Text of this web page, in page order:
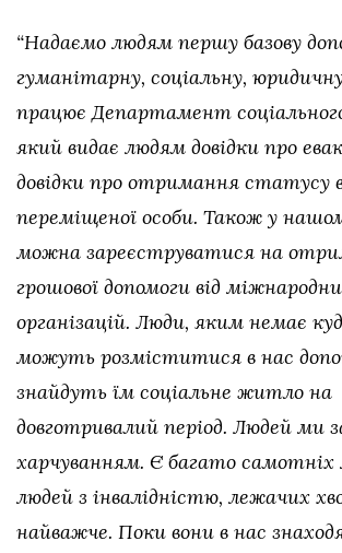
“Надаємо людям першу базову
гуманітарну, соціальну,
працює Департамент
який видає людям довідки про
довідки про отримання статусу
переміщеної особи. Також у
можна зареєструватися на
грошової допомоги від
організацій. Люди, яким немає
можуть розміститися в нас
знайдуть їм соціальне житло на
довготривалий період. Людей ми
харчуванням. Є багато самотніх
людей з інвалідністю, лежачих
найважче. Поки вони в нас